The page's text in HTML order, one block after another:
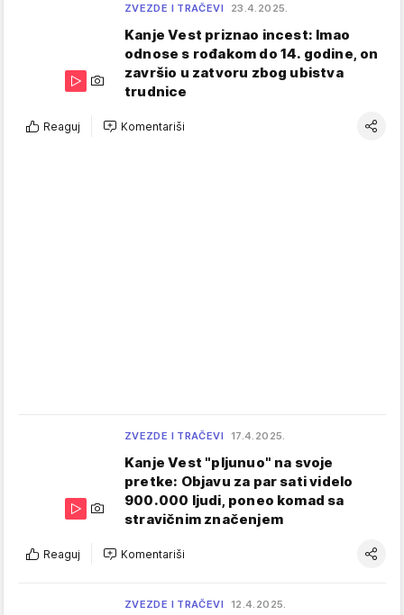
ZVEZDE I TRAČEVI 23.4.2025.
Kanje Vest priznao incest: Imao
odnose s rođakom do 14. godine, on
završio u zatvoru zbog ubistva
trudnice
Reaguj Komentariši
ZVEZDE I TRAČEVI 17.4.2025.
Kanje Vest "pljunuo" na svoje
pretke: Objavu za par sati videlo
900.000 ljudi, poneo komad sa
stravičnim značenjem
Reaguj Komentariši
ZVEZDE I TRAČEVI 12.4.2025.